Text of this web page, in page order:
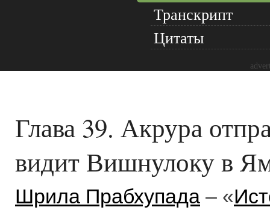
Транскрипт
Цитаты
Глава 39. Акрура
видит Вишнулоку в
Шрила Прабхупада – «